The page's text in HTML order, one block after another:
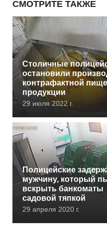
СМОТРИТЕ ТАКЖЕ
Столичные
остановили
контрафактной
продукции
29 июля 2022 г.
Полицейские
мужчину, который
вскрыть банкоматы
садовой тяпкой
29 апреля 2020 г.